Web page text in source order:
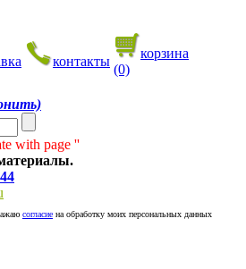
контакты
корзина
(0)
with page ''
согласие на обработку моих персональных данных